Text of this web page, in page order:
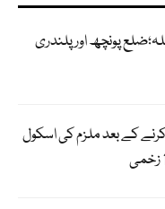
پونچھ اور پلندری
کرنے کے بعد ملزم کی اسکول